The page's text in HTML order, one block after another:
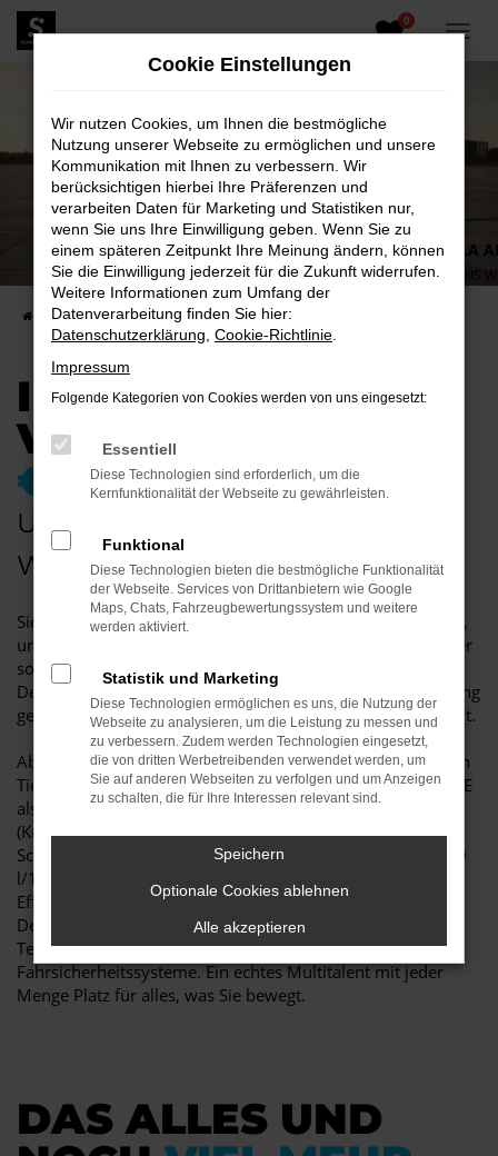
Zum
Hauptinhalt
0
ŠKODA SCALA
UNSERE WAHNSINNS
Startseite Unternehmen Blog
IHR PREISVORTEIL
VON BIS ZU
€**
UNSERE ŠKODA SCALA
WAHNSINNS WOCHEN
Sie erwarten von einem neuen ŠKODA modernste Technik,
umfangreiche Sicherheitssysteme für Sie und Ihre Mitfahrer
sowie einen fairen Preis.
Deshalb haben unsere Verkaufsberater mit Hilfe einer streng
geheimen Formel die SCALA Wahnsinns Wochen entwickelt.
Ab sofort gibt es bei uns den ŠKODA SCALA zum absoluten
Tiefstpreis. Beispielsweise das Modell SCALA 1.0 TSI ACTIVE
als Tageszulassung schon ab16.490 €*.
(Kraftstoffverbrauch (Benziner), 70 kW, 6-Gang
Schaltgetriebe, innerorts/außerorts/kombiniert 6,4/4,1/5,0
l/100 km, CO₂-Emissionen kombiniert 114 g/km. CO₂-
Effizienzklasse B).
Der ŠKODA SCALA bietet emotionales Design, modernste
Technik in Sachen Connectivität und innovative
Fahrsicherheitssysteme. Ein echtes Multitalent mit jeder
Menge Platz für alles, was Sie bewegt.
DAS ALLES UND
Cookie Einstellungen
Wir nutzen Cookies, um Ihnen die bestmögliche
Nutzung unserer Webseite zu ermöglichen und unsere
Kommunikation mit Ihnen zu verbessern. Wir
berücksichtigen hierbei Ihre Präferenzen und
verarbeiten Daten für Marketing und Statistiken nur,
wenn Sie uns Ihre Einwilligung geben. Wenn Sie zu
einem späteren Zeitpunkt Ihre Meinung ändern, können
Sie die Einwilligung jederzeit für die Zukunft widerrufen.
Weitere Informationen zum Umfang der
Datenverarbeitung finden Sie hier:
Datenschutzerklärung Cookie-Richtlinie
Impressum
Folgende Kategorien von Cookies werden von uns eingesetzt:
Essentiell
Diese Technologien sind erforderlich, um die
Kernfunktionalität der Webseite zu gewährleisten.
Funktional
Diese Technologien bieten die bestmögliche Funktionalität
der Webseite. Services von Drittanbietern wie Google
Maps, Chats, Fahrzeugbewertungssystem und weitere
werden aktiviert.
Statistik und Marketing
Diese Technologien ermöglichen es uns, die Nutzung der
Webseite zu analysieren, um die Leistung zu messen und
zu verbessern. Zudem werden Technologien eingesetzt,
die von dritten Werbetreibenden verwendet werden, um
Sie auf anderen Webseiten zu verfolgen und um Anzeigen
zu schalten, die für Ihre Interessen relevant sind.
Speichern
Optionale Cookies ablehnen
Alle akzeptieren